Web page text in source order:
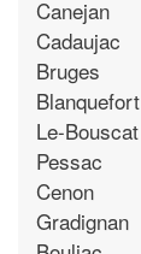
Canejan
Cadaujac
Bruges
Blanquefort
Le-Bouscat
Pessac
Cenon
Gradignan